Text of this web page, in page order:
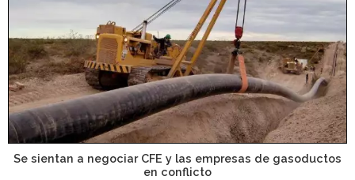
Se sientan a negociar CFE y las empresas de gasoductos
en conflicto